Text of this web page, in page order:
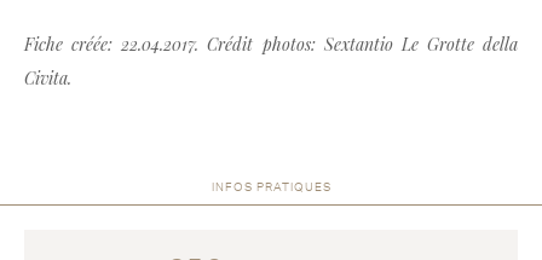
Fiche créée: 22.04.2017. Crédit photos: Sextantio Le Grotte della
Civita.
INFOS PRATIQUES